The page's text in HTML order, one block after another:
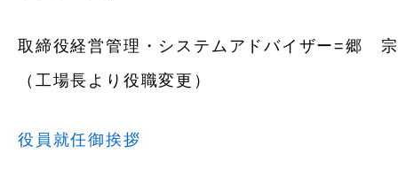
取締役経営管理・システムアドバイザー=郷
（工場長より役職変更）
役員就任御挨拶